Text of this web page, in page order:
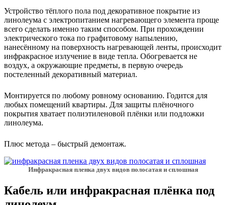
Устройство тёплого пола под декоративное покрытие из
линолеума с электропитанием нагревающего элемента проще
всего сделать именно таким способом. При прохождении
электрического тока по графитовому напылению,
нанесённому на поверхность нагревающей ленты, происходит
инфракрасное излучение в виде тепла. Обогревается не
воздух, а окружающие предметы, в первую очередь
постеленный декоративный материал.
Монтируется по любому ровному основанию. Годится для
любых помещений квартиры. Для защиты плёночного
покрытия хватает полиэтиленовой плёнки или подложки
линолеума.
Плюс метода – быстрый демонтаж.
Инфракрасная пленка двух видов полосатая и сплошная
Кабель или инфракрасная плёнка под